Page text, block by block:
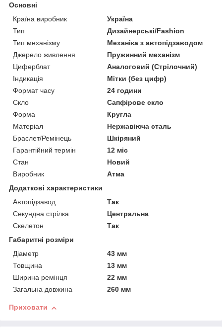
Основні
Країна виробник
Україна
Тип
Дизайнерські/Fashion
Тип механізму
Механіка з автопідзаводом
Джерело живлення
Пружинний механізм
Циферблат
Аналоговий (Стрілочний)
Індикація
Мітки (без цифр)
Формат часу
24 години
Скло
Сапфірове скло
Форма
Кругла
Матеріал
Нержавіюча сталь
Браслет/Ремінець
Шкіряний
Гарантійний термін
12 міс
Стан
Новий
Виробник
Атма
Додаткові характеристики
Автопідзавод
Так
Секундна стрілка
Центральна
Скелетон
Так
Габаритні розміри
Діаметр
43 мм
Товщина
13 мм
Ширина ремінця
22 мм
Загальна довжина
260 мм
Приховати